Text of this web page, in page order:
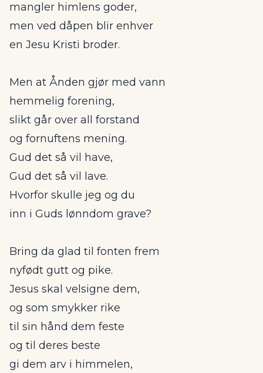
mangler himlens goder,
men ved dåpen blir enhver
en Jesu Kristi broder.
Men at Ånden gjør med vann
hemmelig forening,
slikt går over all forstand
og fornuftens mening.
Gud det så vil have,
Gud det så vil lave.
Hvorfor skulle jeg og du
inn i Guds lønndom grave?
Bring da glad til fonten frem
nyfødt gutt og pike.
Jesus skal velsigne dem,
og som smykker rike
til sin hånd dem feste
og til deres beste
gi dem arv i himmelen,